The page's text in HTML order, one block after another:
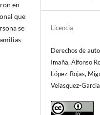
en
que
se
Licencia
Derechos de
Imaña, Alfonso
López-Rojas,
Velasquez-Garcia